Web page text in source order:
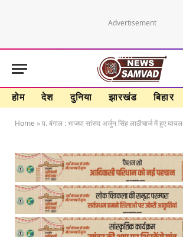
Advertisement
होम देश दुनिया झारखंड बिहार
Home »प. बंगाल : भाजपा सांसद अर्जुन सिंह लाठीचार्ज में हुए घायल